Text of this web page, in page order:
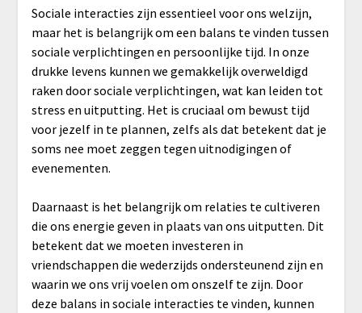
Sociale interacties zijn essentieel voor ons welzijn,
maar het is belangrijk om een balans te vinden tussen
sociale verplichtingen en persoonlijke tijd. In onze
drukke levens kunnen we gemakkelijk overweldigd
raken door sociale verplichtingen, wat kan leiden tot
stress en uitputting. Het is cruciaal om bewust tijd
voor jezelf in te plannen, zelfs als dat betekent dat je
soms nee moet zeggen tegen uitnodigingen of
evenementen.
Daarnaast is het belangrijk om relaties te cultiveren
die ons energie geven in plaats van ons uitputten. Dit
betekent dat we moeten investeren in
vriendschappen die wederzijds ondersteunend zijn en
waarin we ons vrij voelen om onszelf te zijn. Door
deze balans in sociale interacties te vinden, kunnen